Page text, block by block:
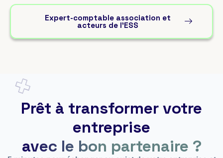
Expert-comptable association et
acteurs de l’ESS
Prêt à transformer votre
entreprise
avec le bon partenaire ?